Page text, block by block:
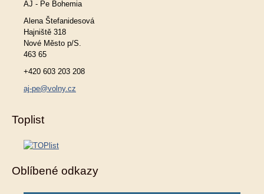
AJ - Pe Bohemia
Alena Štefanidesová
Hajniště 318
Nové Město p/S.
463 65
+420 603 203 208
aj-pe@volny.cz
Toplist
Oblíbené odkazy